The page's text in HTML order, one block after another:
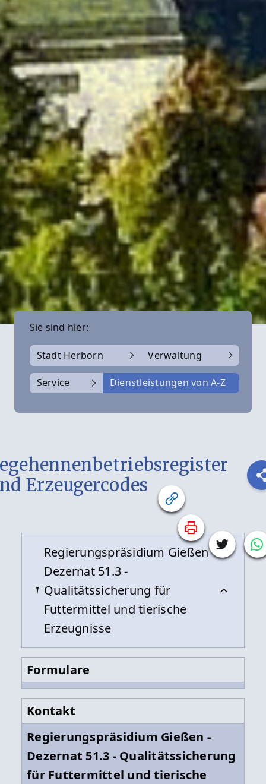
Sie sind hier:
Stadt Herborn Verwaltung
Service Dienstleistungen von A-Z
Erzeugercodes
Regierungspräsidium Gießen -
Dezernat 51.3 -
Qualitätssicherung für
Futtermittel und tierische
Erzeugnisse
Formulare
Kontakt
Regierungspräsidium Gießen -
Dezernat 51.3 - Qualitätssicherung
für Futtermittel und tierische